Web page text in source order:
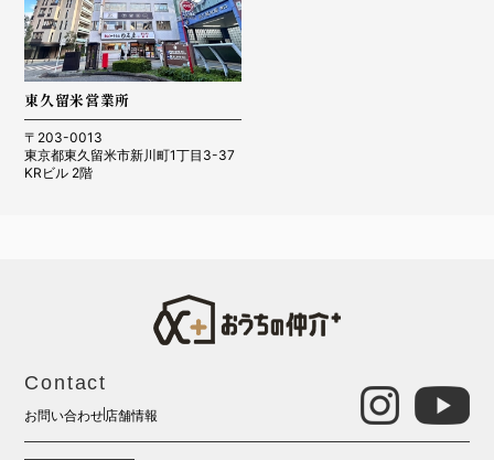
東久留米営業所
〒203-0013
東京都東久留米市新川町1丁目3-37
KRビル 2階
Contact
お問い合わせ 店舗情報